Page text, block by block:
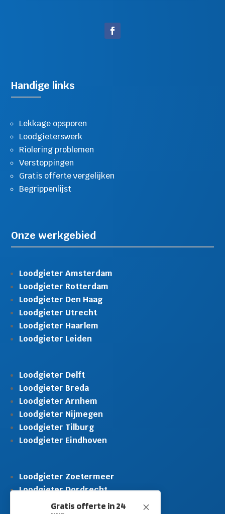
M
Gratis offerte in 24
Handige links
Lekkage opsporen
Loodgieterswerk
Riolering problemen
Verstoppingen
Gratis offerte vergelijken
Begrippenlijst
Onze werkgebied
Loodgieter Amsterdam
Loodgieter Rotterdam
Loodgieter Den Haag
Loodgieter Utrecht
Loodgieter Haarlem
Loodgieter Leiden
Loodgieter Delft
Loodgieter Breda
Loodgieter Arnhem
Loodgieter Nijmegen
Loodgieter Tilburg
Loodgieter Eindhoven
Loodgieter Zoetermeer
Loodgieter Dordrecht
Loodgieter Rijswijk